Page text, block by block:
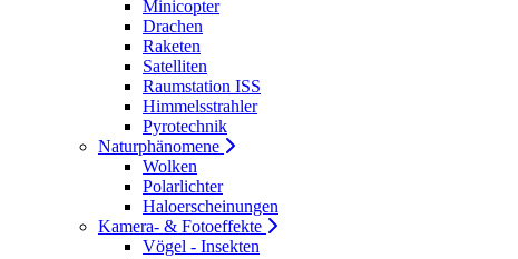
Minicopter
Drachen
Raketen
Satelliten
Raumstation ISS
Himmelsstrahler
Pyrotechnik
Naturphänomene
Wolken
Polarlichter
Haloerscheinungen
Kamera- & Fotoeffekte
Vögel - Insekten